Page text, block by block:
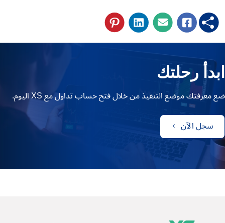
ابدأ رحلتك
ضع معرفتك موضع التنفيذ من خلال فتح حساب تداول مع XS اليوم.
سجل الآن